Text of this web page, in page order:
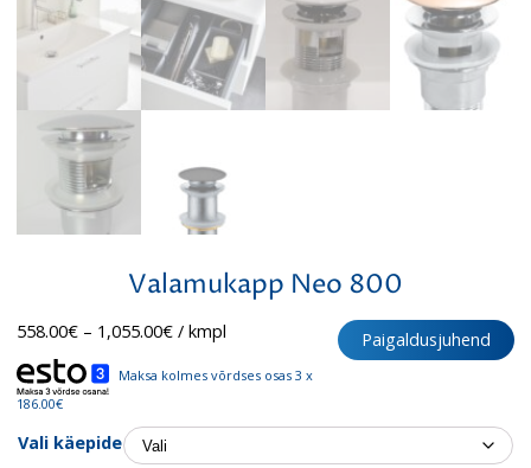
Valamukapp Neo 800
Paigaldusjuhend
558.00€ – 1,055.00€Hinnavahemik:
kuni
/ kmpl
Maksa kolmes võrdses osas 3 x
186.00€
Vali käepide